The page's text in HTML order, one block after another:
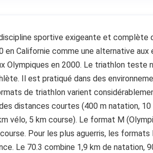
sportive exigeante et complète
en Californie comme une alternative
Olympiques en 2000. Le triathlon
Il est pratiqué dans des
de triathlon varient
distances courtes (400 m natation,
vélo, 5 km course). Le format M
Pour les plus aguerris, les
Le 70.3 combine 1,9 km de